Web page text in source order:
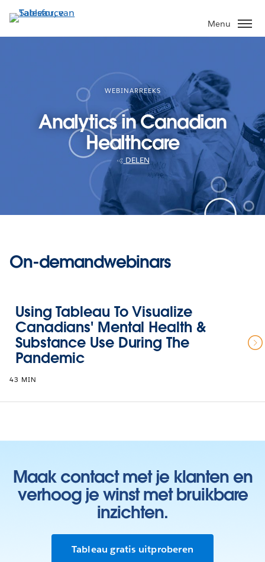
Verder
naar
hoofdinhoud
Menu
WEBINARREEKS
Analytics in Canadian
Healthcare
DELEN
On-demandwebinars
Using Tableau To Visualize
Canadians' Mental Health &
Substance Use During The
Pandemic
43 MIN
Maak contact met je klanten en
verhoog je winst met bruikbare
inzichten.
Tableau gratis uitproberen